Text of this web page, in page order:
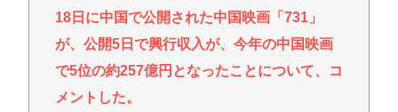
昔のおまいら「マクドはクソ！モスバーガー最高
や！」👈この風潮はもう無くなった？
現在ヤフコメ時速ランキング1位の記事がこれ。どう
思う？
18日に中国で公開された中国映画「731」
が、公開5日で興行収入が、今年の中国映画
で5位の約257億円となったことについて、コ
メントした。